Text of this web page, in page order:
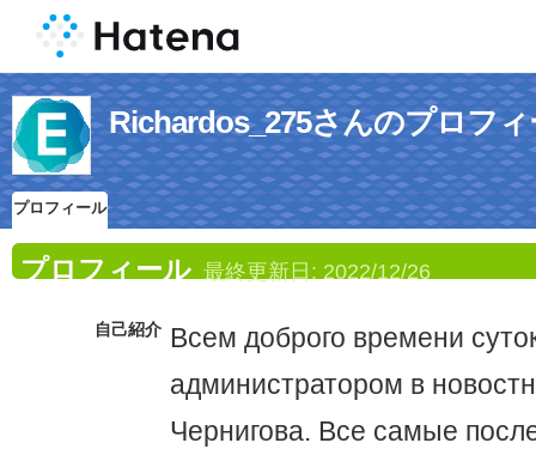
Richardos_275さんのプロフィ
プロフィール
プロフィール 最終更新日: 2022/12/26
自己紹介 Всем доброго времени
администратором в
Чернигова. Все самые